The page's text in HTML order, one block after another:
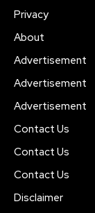
Privacy
About
Advertisement
Advertisement
Advertisement
Contact Us
Contact Us
Contact Us
Disclaimer